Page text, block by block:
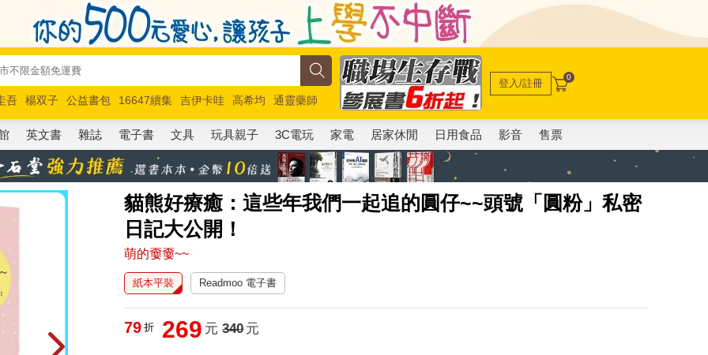
吾 楊双子 公益書包 16647續集 吉伊卡哇 高希均
通靈藥師
路邊攤新作
馬斯克 玩具總動員5 超慢跑
登入/註冊 0
英文書 雜誌 電子書 文具 玩具親子 3C電玩 家電 居家休閒 日用食品 影音 售票
貓熊好療癒：這些年我們一起追的圓仔~~頭號「圓粉」私密
日記大公開！
萌的嫑嫑~~
紙本平裝 Readmoo 電子書
79 折 269 元 340元